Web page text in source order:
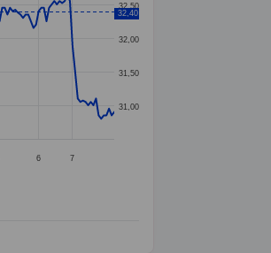
6 7
31,00
31,50
32,00
32,50
32,40